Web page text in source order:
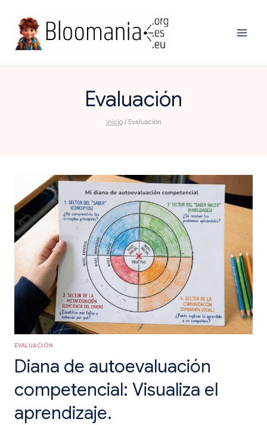
contenido
Evaluación
Inicio / Evaluación
EVALUACIÓN
Diana de autoevaluación
competencial: Visualiza el
aprendizaje.